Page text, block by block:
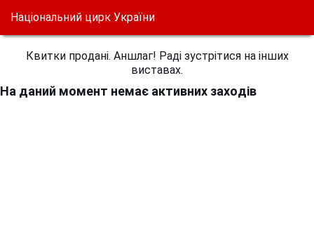
Національний цирк України
Квитки продані. Аншлаг! Раді зустрітися на інших
виставах.
На даний момент немає активних заходів